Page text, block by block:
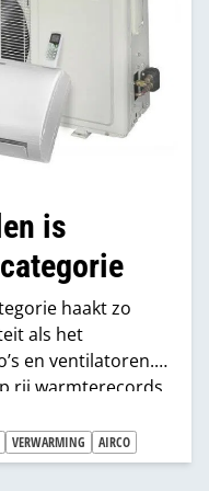
is
haakt zo
als het
en ventilatoren.
rij warmterecords
airco’s definitief
huishouden. Nu
begint ook de
VERWARMING AIRCO